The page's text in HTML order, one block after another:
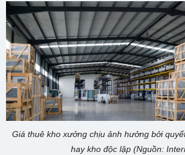
Giá thuê kho xưởng chịu ảnh hưởng bởi
hay kho độc lập (Nguồn: